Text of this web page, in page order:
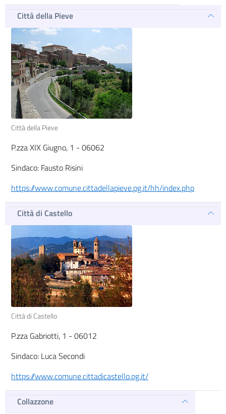
Città della Pieve
Città della Pieve
P.zza XIX Giugno, 1 - 06062
Sindaco: Fausto Risini
https://www.comune.cittadellapieve.pg.it/hh/index.php
Città di Castello
Città di Castello
P.zza Gabriotti, 1 - 06012
Sindaco: Luca Secondi
https://www.comune.cittadicastello.pg.it/
Collazzone